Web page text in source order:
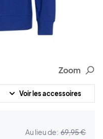
Zoom
Voir les accessoires
Au lieu de: 69,95 €